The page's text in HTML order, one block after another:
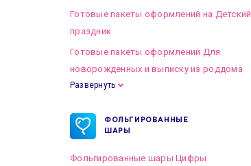
Готовые пакеты оформлений на Детский
праздник
Готовые пакеты оформлений Для
новорожденных и выписку из роддома
Готовые пакеты оформлений на Свадьбу
Развернуть
ФОЛЬГИРОВАННЫЕ
ШАРЫ
Фольгированные шары Цифры